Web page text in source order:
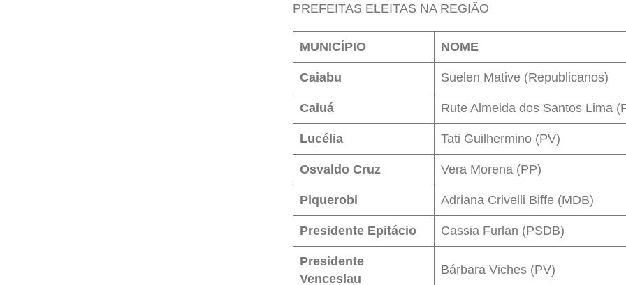
PREFEITAS ELEITAS NA REGIÃO
MUNICÍPIO NOME
Caiabu Suelen Mative (Republicanos)
Caiuá Rute Almeida dos Santos Lima
Lucélia Tati Guilhermino (PV)
Osvaldo Cruz Vera Morena (PP)
Piquerobi Adriana Crivelli Biffe (MDB)
Presidente Epitácio Cassia Furlan (PSDB)
Presidente
Venceslau
Bárbara Viches (PV)